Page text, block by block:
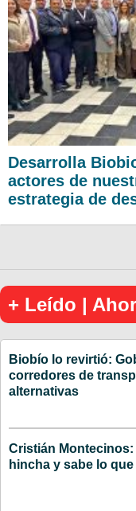
Desarrolla
actores de
estrategia de
+ Leído |
Biobío lo revirtió:
corredores de
alternativas
Cristián
hincha y sabe lo